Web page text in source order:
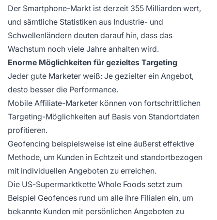
Der Smartphone-Markt ist derzeit 355 Milliarden wert,
und sämtliche Statistiken aus Industrie- und
Schwellenländern deuten darauf hin, dass das
Wachstum noch viele Jahre anhalten wird.
Enorme Möglichkeiten für gezieltes Targeting
Jeder gute Marketer weiß: Je gezielter ein Angebot,
desto besser die Performance.
Mobile Affiliate-Marketer können von fortschrittlichen
Targeting-Möglichkeiten auf Basis von Standortdaten
profitieren.
Geofencing beispielsweise ist eine äußerst effektive
Methode, um Kunden in Echtzeit und standortbezogen
mit individuellen Angeboten zu erreichen.
Die US-Supermarktkette Whole Foods setzt zum
Beispiel Geofences rund um alle ihre Filialen ein, um
bekannte Kunden mit persönlichen Angeboten zu